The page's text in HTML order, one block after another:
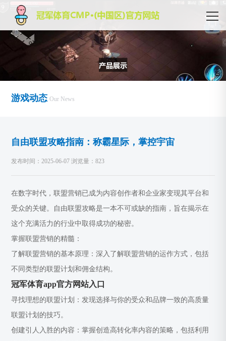
游戏动态 Our News
自由联盟攻略指南：称霸星际，掌控宇宙
发布时间：2025-06-07 浏览量：823
在数字时代，联盟营销已成为内容创作者和企业家变现其平台和
受众的关键。自由联盟攻略是一本不可或缺的指南，旨在揭示在
这个充满活力的行业中取得成功的秘密。
掌握联盟营销的精髓：
了解联盟营销的基本原理：深入了解联盟营销的运作方式，包括
不同类型的联盟计划和佣金结构。
冠军体育app官方网站入口
寻找理想的联盟计划：发现选择与你的受众和品牌一致的高质量
联盟计划的技巧。
创建引人入胜的内容：掌握创造高转化率内容的策略，包括利用